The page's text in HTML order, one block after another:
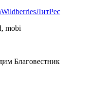
WildberriesЛитРес
mobi
Благовестник